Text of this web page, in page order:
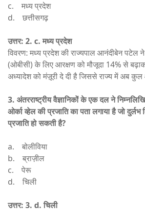
c. मध्य प्रदेश
d. छत्तीसगढ़
उत्तर: 2. c. मध्य प्रदेश
विवरण: मध्य प्रदेश की राज्यपाल आनंदीबेन पटेल ने
(ओबीसी) के लिए आरक्षण को मौजूदा 14% से
अध्यादेश को मंज़ूरी दे दी है जिससे राज्य में अब कुल
3. अंतरराष्ट्रीय वैज्ञानिकों के एक दल ने
ओर्का व्हेल की प्रजाति का पता लगाया है जो
प्रजाति हो सकती है?
a. बोलीविया
b. ब्राज़ील
c. पेरू
d. चिली
उत्तर: 3. d.चिली